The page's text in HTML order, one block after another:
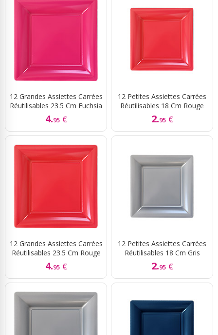
12 Grandes Assiettes Carrées
Réutilisables 23.5 Cm Fuchsia
4.95 €
12 Petites Assiettes Carrées
Réutilisables 18 Cm Rouge
2.95 €
12 Grandes Assiettes Carrées
Réutilisables 23.5 Cm Rouge
4.95 €
12 Petites Assiettes Carrées
Réutilisables 18 Cm Gris
2.95 €